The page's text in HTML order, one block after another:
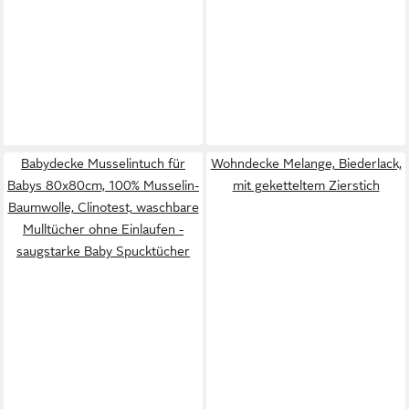
Babydecke Musselintuch für
Babys 80x80cm, 100% Musselin-
Baumwolle, Clinotest, waschbare
Mulltücher ohne Einlaufen -
saugstarke Baby Spucktücher
Wohndecke Melange, Biederlack,
mit geketteltem Zierstich